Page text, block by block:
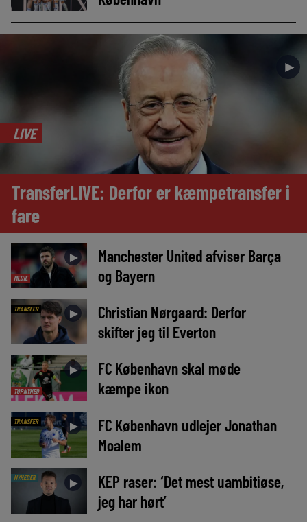
►
LIVE
TransferLIVE: Derfor er kæmpetransfer i
fare
MEDIE
►
Manchester United afviser Barça
og Bayern
TRANSFER ►
Christian Nørgaard: Derfor
skifter jeg til Everton
TOPNYHED
►
FC København skal møde
kæmpe ikon
TRANSFER ►
FC København udlejer Jonathan
Moalem
NYHEDER ►
KEP raser: ‘Det mest uambitiøse,
jeg har hørt’